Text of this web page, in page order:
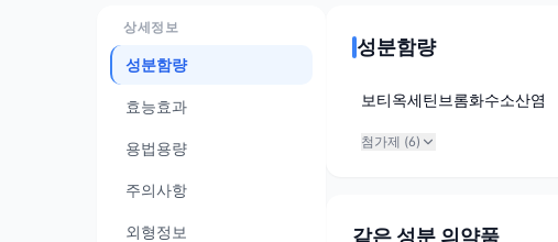
상세정보
성분함량
효능효과
용법용량
주의사항
외형정보
성분함량
보티옥세틴브롬화수소산염
첨가제 (6)
같은 성분 의약품